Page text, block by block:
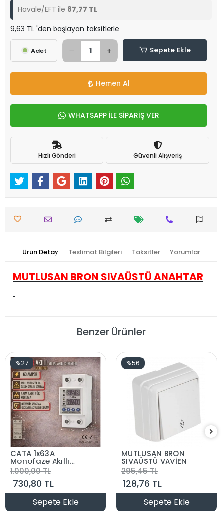
Havale/EFT ile 87,77 TL
9,63 TL 'den başlayan taksitlerle
Adet Sepete Ekle
Hemen Al
WHATSAPP İLE SİPARİŞ VER
Hızlı Gönderi Güvenli Alışveriş
Ürün Detay Teslimat Bilgileri Taksitler Yorumlar
MUTLUSAN BRON SIVAÜSTÜ ANAHTAR
Benzer Ürünler
%27
CATA 1x63A
Monofaze Akıllı
Voltaj ve Akım
Koruma Rolesi
Şebeke Giriş Voltaj
Denetleyici 220
Volt 63 Amper
1.000,00 TL
730,80 TL
Sepete Ekle
%56
MUTLUSAN BRON
SIVAÜSTÜ VAVİEN
295,45 TL
128,76 TL
Sepete Ekle